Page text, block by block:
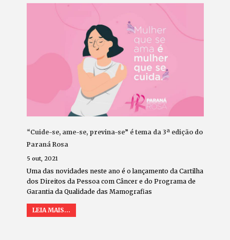
“Cuide-se, ame-se, previna-se” é tema da 3ª edição do
Paraná Rosa
5 out, 2021
Uma das novidades neste ano é o lançamento da Cartilha
dos Direitos da Pessoa com Câncer e do Programa de
Garantia da Qualidade das Mamografias
LEIA MAIS...